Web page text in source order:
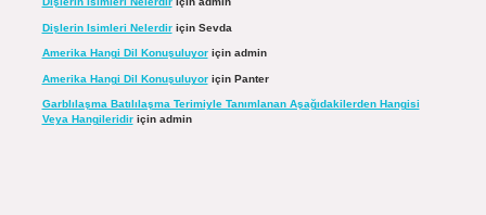
Dişlerin Isimleri Nelerdiriçin Sevda
Amerika Hangi Dil Konuşuluyoriçin admin
Amerika Hangi Dil Konuşuluyoriçin Panter
Garblılaşma Batılılaşma Terimiyle Tanımlanan Aşağıdakilerden Hangisi
Veya Hangileridiriçin admin